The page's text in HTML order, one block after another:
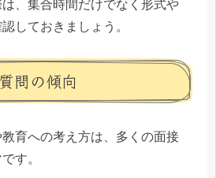
、集合時間だけでなく形式や
しておきましょう。
問の傾向
育への考え方は、多くの面接
す。